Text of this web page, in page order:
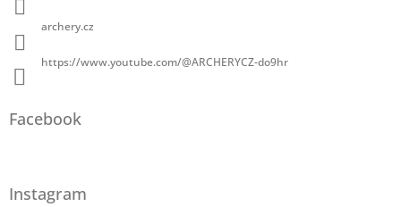
archery.cz
https://www.youtube.com/@ARCHERYCZ-do9hr
Facebook
Instagram